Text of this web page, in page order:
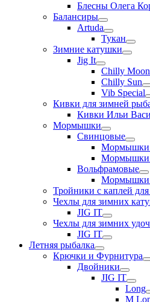
Блесны Олега
Балансиры
Artuda
Тукан
Зимние катушки
Jig It
Chilly
Chilly Sun
Vib Special
Кивки для зимней
Кивки Ильи
Мормышки
Свинцовые
Мормышки
Мормышки
Вольфрамовые
Мормышки
Тройники с каплей
Чехлы для зимних
JIG IT
Чехлы для зимних
JIG IT
Летняя рыбалка
Крючки и Фурнитура
Двойники
JIG IT
Long
M